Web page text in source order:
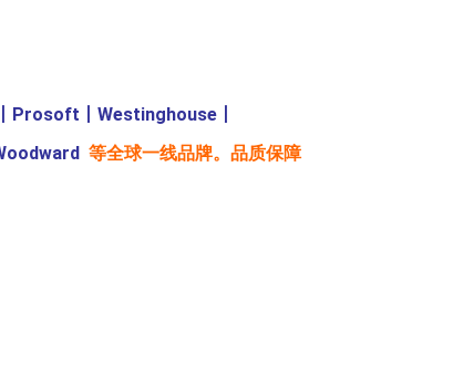
Prosoft Westinghouse
等全球一线品牌。品质保障